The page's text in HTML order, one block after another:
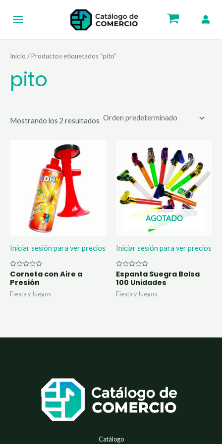
Menu
Inicio / Productos etiquetados “pito”
pito
Mostrando los 2 resultados
Iniciar sesión para ver precios
Valorado
con
0
de
5
Corneta con Aire a
Presión
Fiesta y Juegos
AGOTADO
Iniciar sesión para ver precios
Valorado
con
0
de
5
Espanta Suegra Bolsa
100 Unidades
Fiesta y Juegos
Catálogo